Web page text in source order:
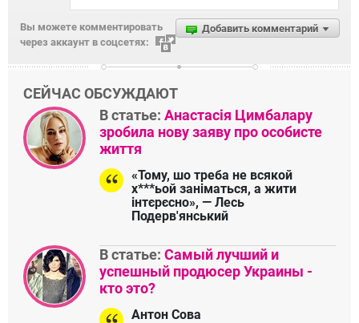
Добавить комментарий
Вы можете комментировать
через аккаунт в соцсетях:
СЕЙЧАС ОБСУЖДАЮТ
В статье: Анастасія Цимбалару
зробила нову заяву про особисте
життя
«Тому, шо треба не всякой
х***ьой заніматься, а жити
інтєрєсно», — Лесь
Подерв'янський
В статье: Самый лучший и
успешный продюсер Украины -
кто это?
Антон Сова